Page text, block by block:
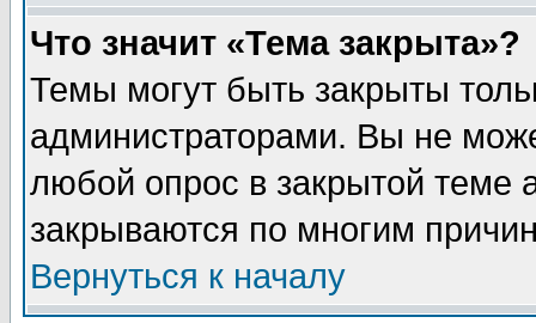
Что значит «Тема закрыта»?
Темы могут быть закрыты
администраторами. Вы не
любой опрос в закрытой теме
закрываются по многим
Вернуться к началу